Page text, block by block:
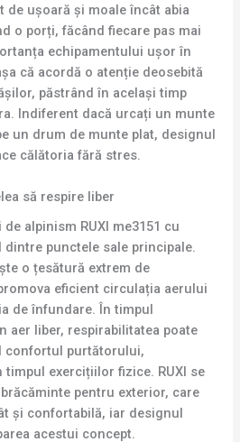
de ușoară și moale încât abia
o porți, făcând fiecare pas mai
echipamentului ușor în
că acordă o atenție deosebită
păstrând în același timp
Indiferent dacă urcați un munte
un drum de munte plat, designul
călătoria fără stres.
să respire liber
alpinism RUXI me3151 cu
punctele sale principale.
o țesătură extrem de
eficient circulația aerului
de înfundare. În timpul
aer liber, respirabilitatea poate
confortul purtătorului,
exercițiilor fizice. RUXI se
pentru exterior, care
și confortabilă, iar designul
acestui concept.